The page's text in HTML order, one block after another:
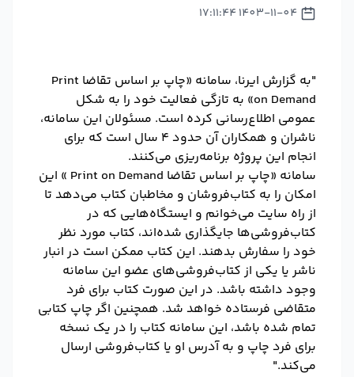
1403-11-04 17:11:44
"به گزارش ایرنا، سامانه «چاپ بر اساس تقاضا Print
on Demand» به تازگی فعالیت خود را به شکل
عمومی اطلاع‌رسانی کرده است. مسئولان این سامانه،
ناشران و همکاران آن‌ حدود ۴ سال است که برای
انجام این پروژه برنامه‌ریزی می‌کنند.
سامانه «چاپ بر اساس تقاضا Print on Demand » این
امکان را به کتاب‌فروشان و مخاطبان کتاب می‌دهد تا
از راه سایت می‌خوانم و ایستگاه‌هایی که در
کتاب‌فروشی‌ها جایگذاری شده‌اند، کتاب مورد نظر
خود را سفارش بدهند. این کتاب ممکن است در انبار
ناشر یا یکی از کتاب‌فروشی‌های عضو این سامانه
وجود داشته باشد. در این صورت کتاب برای فرد
متقاضی فرستاده خواهد شد. همچنین اگر چاپ کتابی
تمام شده باشد، این سامانه کتاب را در یک نسخه
برای فرد چاپ و به آدرس او یا کتاب‌فروشی ارسال
می‌کند."